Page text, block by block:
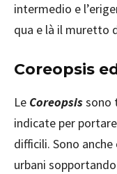
intermedio e
qua e là il muretto
Coreopsis
Le Coreopsissono
indicate per
difficili. Sono
urbani